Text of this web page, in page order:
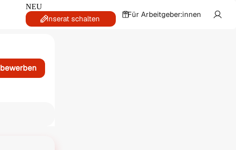
NEU
Inserat schalten Für Arbeitgeber:innen